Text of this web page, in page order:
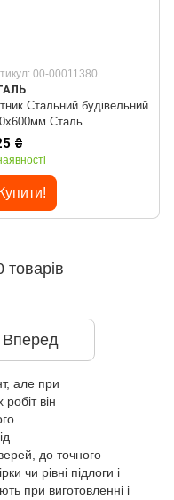
00-00011380
Стальний будівельний
Сталь
₴
Купити!
Вперед
але при
він
до точного
чи рівні підлоги і
при виготовленні і